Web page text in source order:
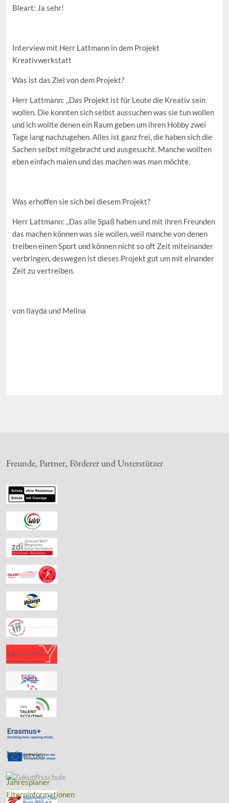
Bleart: Ja sehr!
Interview mit Herr Lattmann in dem Projekt
Kreativwerkstatt
Was ist das Ziel von dem Projekt?
Herr Lattmann: ,,Das Projekt ist für Leute die Kreativ sein
wollen. Die konnten sich selbst aussuchen was sie tun wollen
und ich wollte denen ein Raum geben um ihren Hobby zwei
Tage lang nachzugehen. Alles ist ganz frei, die haben sich die
Sachen selbst mitgebracht und ausgesucht. Manche wollten
eben einfach malen und das machen was man möchte.
Was erhoffen sie sich bei diesem Projekt?
Herr Lattmann: ,,Das alle Spaß haben und mit ihren Freunden
das machen können was sie wollen, weil manche von denen
treiben einen Sport und können nicht so oft Zeit miteinander
verbringen, deswegen ist dieses Projekt gut um mit einander
Zeit zu vertreiben.
von Ilayda und Melina
Freunde, Partner, Förderer und Unterstützer
Infoservice
Jahresplaner
Elterninformationen